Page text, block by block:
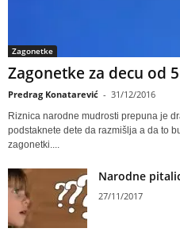
Zagonetke
Zagonetke za decu od
Predrag Konatarević - 31/12/2016
Riznica narodne mudrosti prepuna je
podstaknete dete da razmišlja a da to
zagonetki....
Narodne
27/11/2017